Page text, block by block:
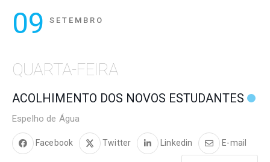
09 SETEMBRO
QUARTA-FEIRA
ACOLHIMENTO DOS NOVOS ESTUDANTES
Espelho de Água
Facebook Twitter Linkedin E-mail